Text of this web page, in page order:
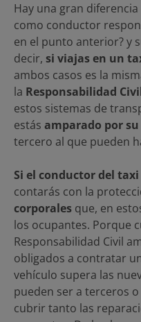
Hay una gran
como conductor
en el punto anterior? y
decir, si viajas en un
ambos casos es la
la Responsabilidad
estos sistemas de
estás amparado por
tercero al que pueden
Si el conductor del taxi
contarás con la
corporales que, en
los ocupantes. Porque
Responsabilidad Civil
obligados a contratar
vehículo supera las
pueden ser a terceros
cubrir tanto las